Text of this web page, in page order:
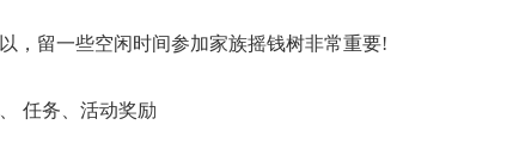
，留一些空闲时间参加家族摇钱树非常重要!
任务、活动奖励